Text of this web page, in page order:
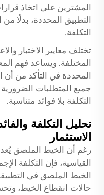
المشترين على اتخاذ
التطبيق المحددة، بدلًا
التكلفة.
تختلف معايير الاختبار
المختلفة. ويساعد فهم
المحددة في التأكد من
جميع المتطلبات
التكلفة بلا فوائد متناسبة.
تحليل التكلفة
الاستثمار
رغم أن الخيط الملصق يُعد
القياسية، فإن التكلفة
الخيط الملصق في
حالات انقطاع الخيط،